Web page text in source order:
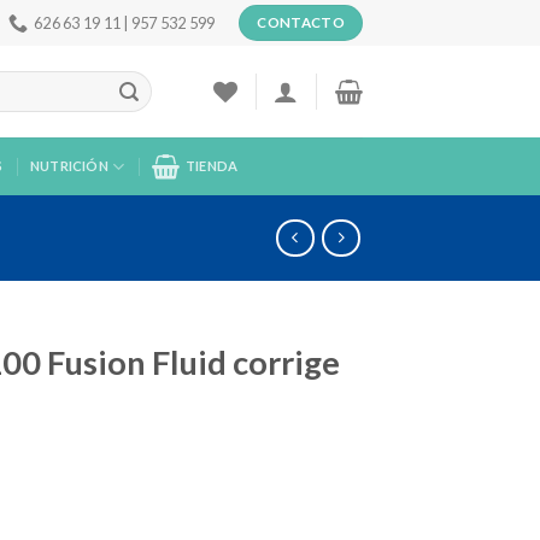
626 63 19 11 | 957 532 599 CONTACTO
NUTRICIÓN TIENDA
Fusion Fluid corrige